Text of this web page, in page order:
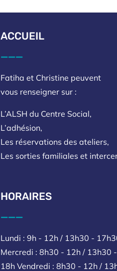
ACCUEIL
___
Fatiha et Christine peuvent
vous renseigner sur :
L’ALSH du Centre Social,
L’adhésion,
Les réservations des ateliers,
Les sorties familiales et
HORAIRES
___
Lundi : 9h - 12h / 13h30 -
Mercredi : 8h30 - 12h / 13h30
18h Vendredi : 8h30 - 12h /